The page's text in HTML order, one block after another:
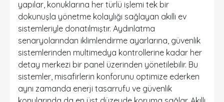
yapılar, konuklarına her türlü işlemi tek bir
dokunuşla yönetme kolaylığı sağlayan akıllı ev
sistemleriyle donatılmıştır. Aydınlatma
senaryolarından iklimlendirme ayarlarına, güvenlik
sistemlerinden multimedya kontrollerine kadar her
detay merkezi bir panel üzerinden yönetilebilir. Bu
sistemler, misafirlerin konforunu optimize ederken
aynı zamanda enerji tasarrufu ve güvenlik